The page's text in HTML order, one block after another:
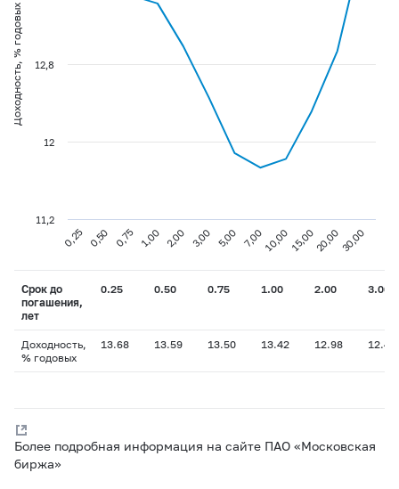
Доходность, % годовых
0,25 0,50 0,75 1,00 2,00 3,00 5,00 7,0010,0015,0020,0030,00
11,2
12
12,8
Срок до
погашения,
лет
0.25 0.50 0.75 1.00 2.00 3.00
Доходность,
% годовых
13.68 13.59 13.50 13.42 12.98 12.45
Более подробная информация на сайте ПАО «Московская
биржа»